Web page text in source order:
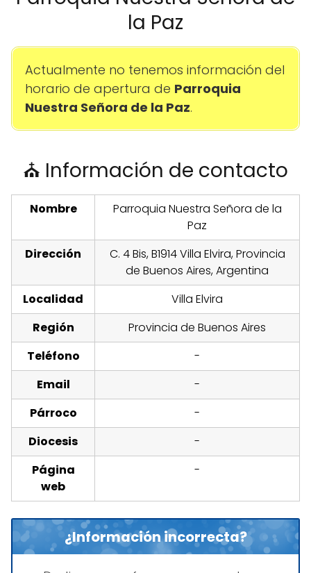
la Paz
Actualmente no tenemos información del
horario de apertura de Parroquia
Nuestra Señora de la Paz.
⛪ Información de contacto
Nombre
Parroquia Nuestra Señora de la
Paz
Dirección
C. 4 Bis, B1914 Villa Elvira, Provincia
de Buenos Aires, Argentina
Localidad
Villa Elvira
Región
Provincia de Buenos Aires
Teléfono
-
Email
-
Párroco
-
Diocesis
-
Página
web
-
¿Información incorrecta?